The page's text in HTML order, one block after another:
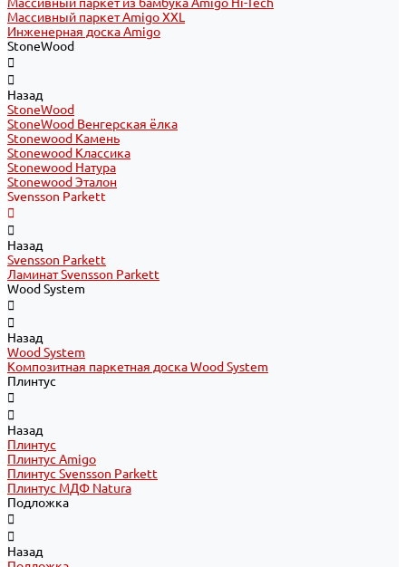
Массивный паркет Amigo XXL
Инженерная доска Amigo
StoneWood
Назад
StoneWood
StoneWood Венгерская ёлка
Stonewood Камень
Stonewood Классика
Stonewood Натура
Stonewood Эталон
Svensson Parkett
Назад
Svensson Parkett
Ламинат Svensson Parkett
Wood System
Назад
Wood System
Композитная паркетная доска Wood System
Плинтус
Назад
Плинтус
Плинтус Amigo
Плинтус Svensson Parkett
Плинтус МДФ Natura
Подложка
Назад